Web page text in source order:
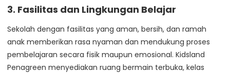
3. Fasilitas dan Lingkungan Belajar
Sekolah dengan fasilitas yang aman, bersih, dan ramah
anak memberikan rasa nyaman dan mendukung proses
pembelajaran secara fisik maupun emosional. Kidsland
Penagreen menyediakan ruang bermain terbuka, kelas